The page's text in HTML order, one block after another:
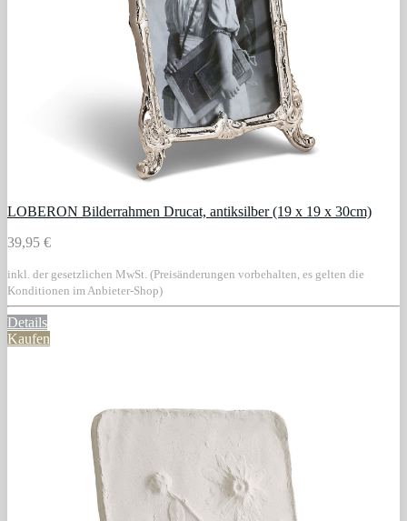
LOBERON Bilderrahmen Drucat, antiksilber (19 x 19 x 30cm)
39,95 €
inkl. der gesetzlichen MwSt. (Preisänderungen vorbehalten, es gelten die
Konditionen im Anbieter-Shop)
Details
Kaufen